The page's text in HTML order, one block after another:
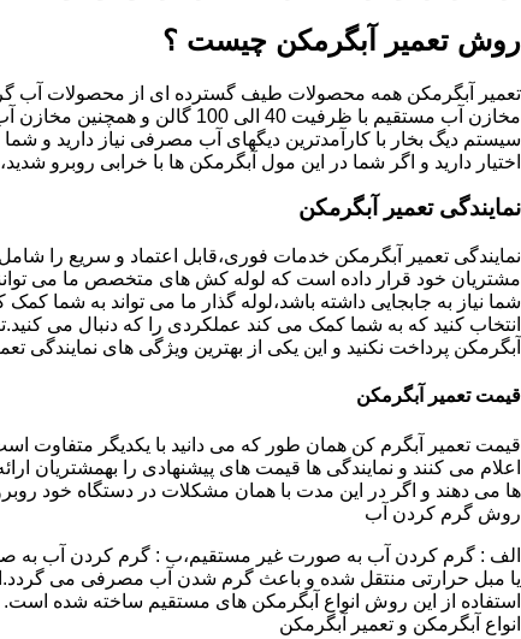
روش تعمیر آبگرمکن چیست ؟
تعمیر آبگرمکن همه محصولات طیف گسترده ای از محصولات آب
مخازن آب مستقیم با ظرفیت 40 الی
اختیار دارید و اگر شما در این مول آبگرمکن ها با خرابی روبرو
نمایندگی تعمیر آبگرمکن
نمایندگی تعمیر آبگرمکن خدمات فوری،قابل اعتماد و سریع را
مشتریان خود قرار داده است که لوله کش های متخصص ما می
شما نیاز به جابجایی داشته باشد،لوله گذار ما می تواند به شما
انتخاب کنید که به شما کمک می کند عملکردی را که دنبال می
آبگرمکن پرداخت نکنید و این یکی از بهترین ویژگی های نمایندگی
قیمت تعمیر آبگرمکن
قیمت تعمیر آبگرم کن همان طور که می دانید با یکدیگر متفاوت
اعلام می کنند و نمایندگی ها قیمت های پیشنهادی را بهمشتریان
ها می دهند و اگر در این مدت با همان مشکلات در دستگاه خود
روش گرم کردن آب
الف : گرم کردن آب به صورت غیر مستقیم،ب : گرم کردن آب به
یا مبل حرارتی منتقل شده و باعث گرم شدن آب مصرفی می
استفاده از این روش انواع آبگرمکن های مستقیم ساخته شده است.
انواع آبگرمکن و تعمیر آبگرمکن